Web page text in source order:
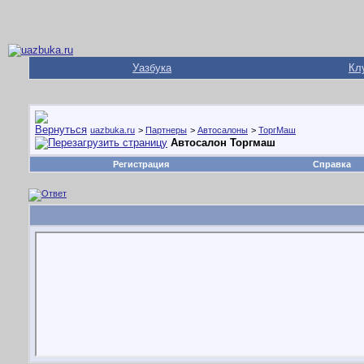
Уазбука
uazbuka.ru > Партнеры > Автосалоны > ТоргМаш
Автосалон Торгмаш
Регистрация Справка